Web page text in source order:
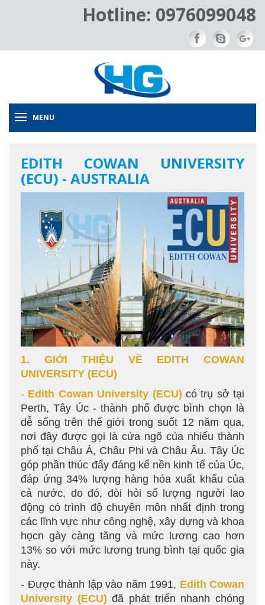
Hotline: 0976099048
MENU
EDITH COWAN UNIVERSITY
(ECU) - AUSTRALIA
1. GIỚI THIỆU VỀ EDITH COWAN
UNIVERSITY (ECU)
- Edith Cowan University (ECU) có trụ sở tại
Perth, Tây Úc - thành phố được bình chọn là
dễ sống trên thế giới trong suốt 12 năm qua,
nơi đây được gọi là cửa ngõ của nhiếu thành
phố tại Châu Á, Châu Phi và Châu Âu. Tây Úc
góp phần thúc đẩy đáng kể nền kinh tế của Úc,
đáp ứng 34% lượng hàng hóa xuất khẩu của
cả nước, do đó, đòi hỏi số lượng người lao
động có trình độ chuyên môn nhất định trong
các lĩnh vực như công nghệ, xây dựng và khoa
họcn gày càng tăng và mức lương cao hơn
13% so với mức lương trung bình tại quốc gia
này.
- Được thành lập vào năm 1991, Edith Cowan
University (ECU)đã phát triển nhanh chóng